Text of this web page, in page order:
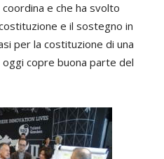
coordina e che ha svolto
e il sostegno in
per la costituzione di una
copre buona parte del